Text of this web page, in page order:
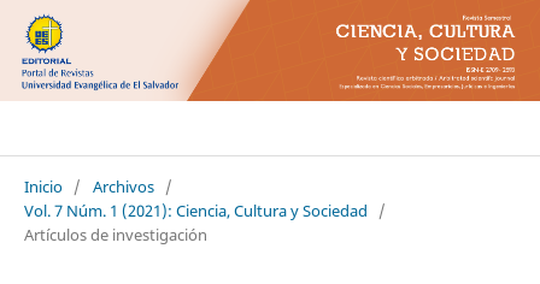
Inicio / Archivos /
Vol. 7 Núm. 1 (2021): Ciencia, Cultura y Sociedad
/
Artículos de investigación